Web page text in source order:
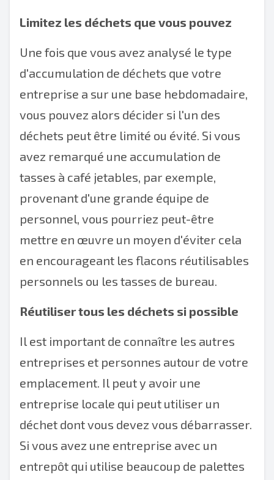
Limitez les déchets que vous pouvez
Une fois que vous avez analysé le type
d'accumulation de déchets que votre
entreprise a sur une base hebdomadaire,
vous pouvez alors décider si l'un des
déchets peut être limité ou évité. Si vous
avez remarqué une accumulation de
tasses à café jetables, par exemple,
provenant d'une grande équipe de
personnel, vous pourriez peut-être
mettre en œuvre un moyen d'éviter cela
en encourageant les flacons réutilisables
personnels ou les tasses de bureau.
Réutiliser tous les déchets si possible
Il est important de connaître les autres
entreprises et personnes autour de votre
emplacement. Il peut y avoir une
entreprise locale qui peut utiliser un
déchet dont vous devez vous débarrasser.
Si vous avez une entreprise avec un
entrepôt qui utilise beaucoup de palettes